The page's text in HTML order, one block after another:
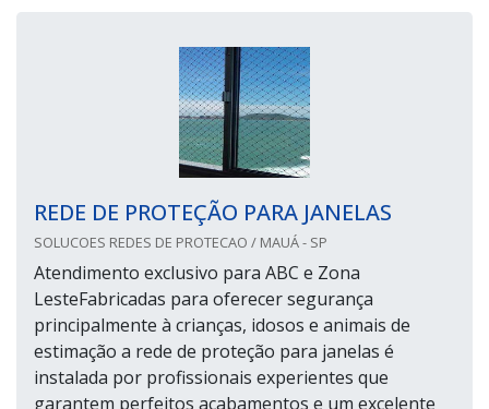
REDE DE PROTEÇÃO PARA JANELAS
SOLUCOES REDES DE PROTECAO / MAUÁ - SP
Atendimento exclusivo para ABC e Zona
LesteFabricadas para oferecer segurança
principalmente à crianças, idosos e animais de
estimação a rede de proteção para janelas é
instalada por profissionais experientes que
garantem perfeitos acabamentos e um excelente